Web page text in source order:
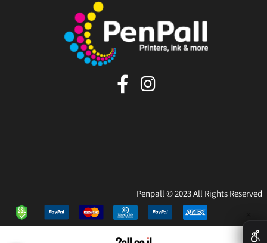
Penpall © 2023 All Rights Reserved